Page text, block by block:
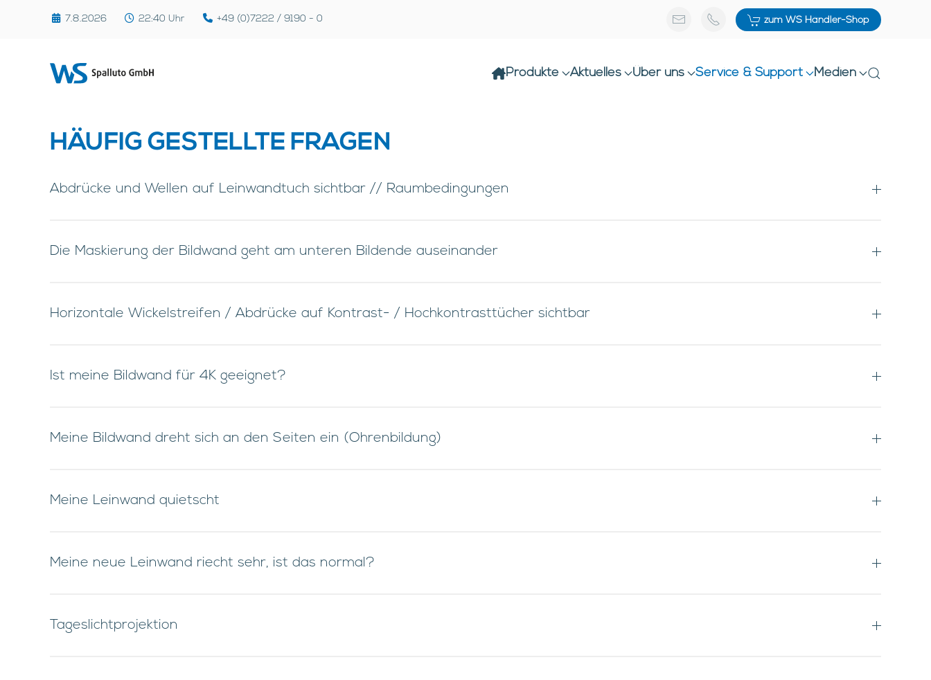
7.8.2026 22:40 Uhr +49 (0)7222 / 9190 - 0 zum WS Händler-Shop
Produkte Aktuelles Über uns Service & Support Medien
HÄUFIG GESTELLTE FRAGEN
Abdrücke und Wellen auf Leinwandtuch sichtbar // Raumbedingungen
Die Maskierung der Bildwand geht am unteren Bildende auseinander
Horizontale Wickelstreifen / Abdrücke auf Kontrast- / Hochkontrasttücher sichtbar
Ist meine Bildwand für 4K geeignet?
Meine Bildwand dreht sich an den Seiten ein (Ohrenbildung)
Meine Leinwand quietscht
Meine neue Leinwand riecht sehr, ist das normal?
Tageslichtprojektion